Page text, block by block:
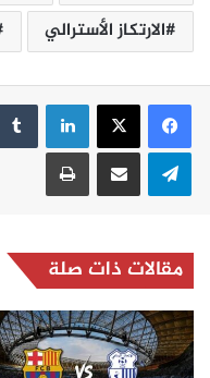
الارتكاز الأسترالي
لينكدإن
تيلقرام مشاركة عبر البريد طباعة
مقالات ذات صلة